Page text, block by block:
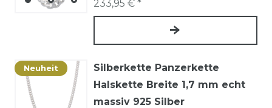
233,95 € *
Neuheit
Silberkette Panzerkette
Halskette Breite 1,7 mm echt
massiv 925 Silber